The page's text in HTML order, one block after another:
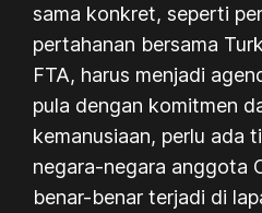
sama konkret, seperti
pertahanan bersama
FTA, harus menjadi
pula dengan komitmen
kemanusiaan, perlu ada
negara-negara anggota
benar-benar terjadi di